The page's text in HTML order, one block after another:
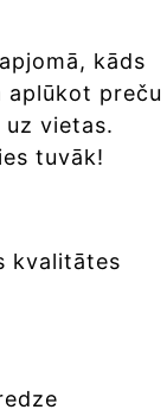
kāds
aplūkot preču
vietas.
tuvāk!
kvalitātes